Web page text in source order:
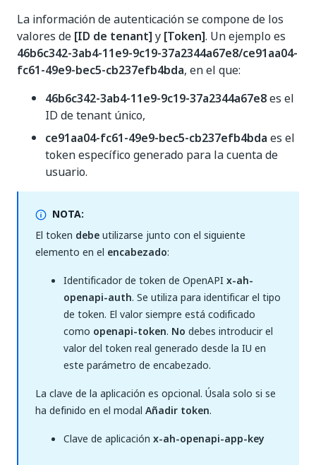
La información de autenticación se compone de los
valores de [ID de tenant] y [Token]. Un ejemplo es
46b6c342-3ab4-11e9-9c19-37a2344a67e8/ce91aa04-
fc61-49e9-bec5-cb237efb4bda, en el que:
46b6c342-3ab4-11e9-9c19-37a2344a67e8es el
ID de tenant único,
ce91aa04-fc61-49e9-bec5-cb237efb4bda es el
token específico generado para la cuenta de
usuario.
NOTA:
El token debeutilizarse junto con el siguiente
elemento en el encabezado:
Identificador de token de OpenAPIx-ah-
openapi-auth. Se utiliza para identificar el tipo
de token. El valor siempre está codificado
como openapi-token. No debes introducir el
valor del token real generado desde la IU en
este parámetro de encabezado.
La clave de la aplicación es opcional. Úsala solo si se
ha definido en el modal Añadir token.
Clave de aplicación x-ah-openapi-app-key